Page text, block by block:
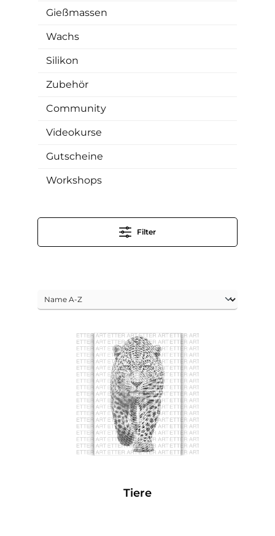
Gießmassen
Wachs
Silikon
Zubehör
Community
Videokurse
Gutscheine
Workshops
Filter
Tiere